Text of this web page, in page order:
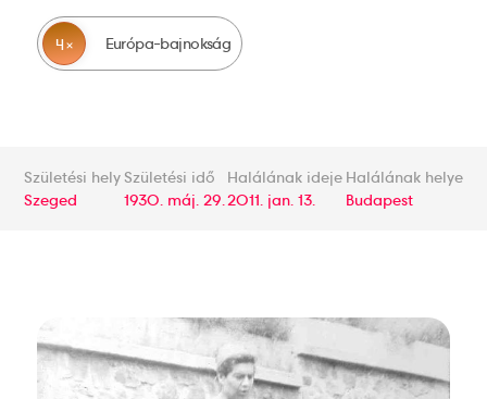
4 Európa-bajnokság
Születési hely
Szeged
Születési idő
1930. máj. 29.
Halálának ideje
2011. jan. 13.
Halálának helye
Budapest